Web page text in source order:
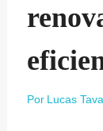
Por Lucas